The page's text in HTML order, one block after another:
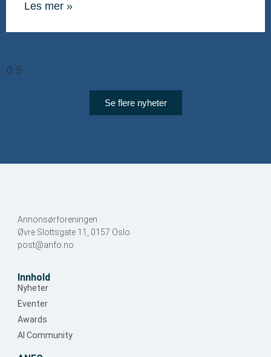
Les mer »
Se flere nyheter
Annonsørforeningen
Øvre Slottsgate 11, 0157 Oslo
post@anfo.no
Innhold
Nyheter
Eventer
Awards
AI Community